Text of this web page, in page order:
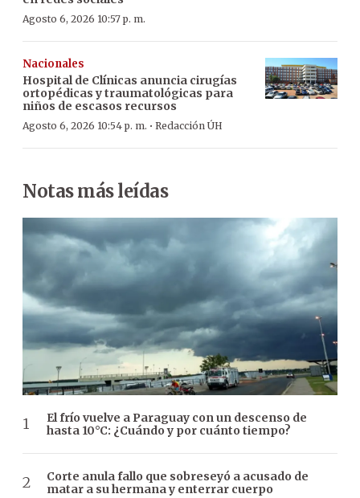
Agosto 6, 2026 10:57 p. m.
Nacionales
Hospital de Clínicas anuncia cirugías
ortopédicas y traumatológicas para
niños de escasos recursos
Agosto 6, 2026 10:54 p. m. · Redacción ÚH
Notas más leídas
El frío vuelve a Paraguay con un descenso de
hasta 10°C: ¿Cuándo y por cuánto tiempo?
Corte anula fallo que sobreseyó a acusado de
matar a su hermana y enterrar cuerpo